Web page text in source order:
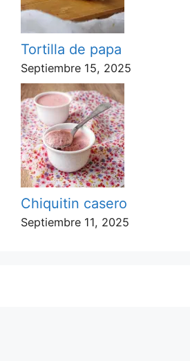
Tortilla de papa
Septiembre 15, 2025
Chiquitin casero
Septiembre 11, 2025